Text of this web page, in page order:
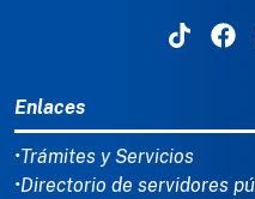
Enlaces
•Trámites y Servicios
•Directorio de servidores